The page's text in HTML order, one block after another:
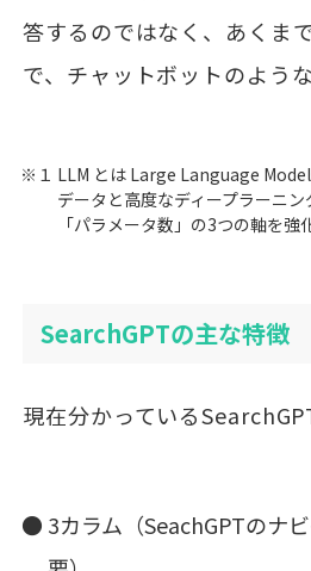
答するのではなく、あくま
で、チャットボットのよう
※１ LLM とは Large Language
データと高度なディープラーニ
「パラメータ数」の3つの軸を
SearchGPTの主な特徴
現在分かっている
● 3カラム（SeachGPTのナ